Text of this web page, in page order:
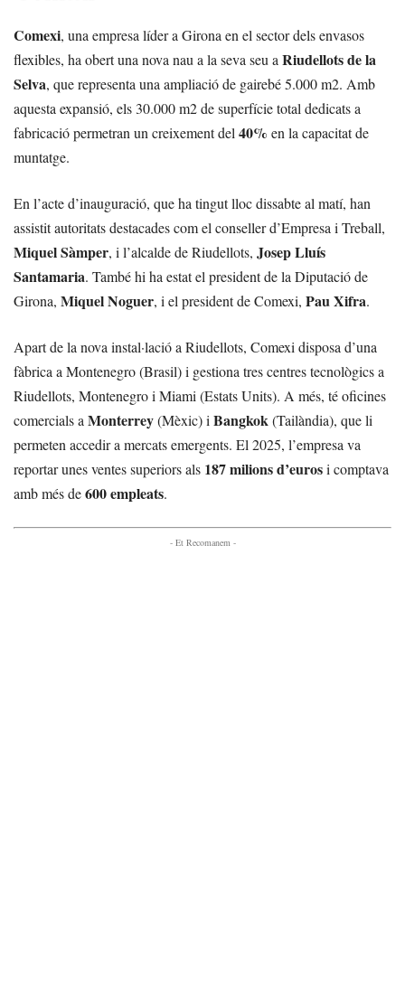
Comexi, una empresa líder a Girona en el sector dels envasos
flexibles, ha obert una nova nau a la seva seu a Riudellots de la
Selva, que representa una ampliació de gairebé 5.000 m2. Amb
aquesta expansió, els 30.000 m2 de superfície total dedicats a
fabricació permetran un creixement del 40% en la capacitat de
muntatge.
En l’acte d’inauguració, que ha tingut lloc dissabte al matí, han
assistit autoritats destacades com el conseller d’Empresa i Treball,
Miquel Sàmper, i l’alcalde de Riudellots, Josep Lluís
Santamaria. També hi ha estat el president de la Diputació de
Girona, Miquel Noguer, i el president de Comexi, Pau Xifra.
Apart de la nova instal·lació a Riudellots, Comexi disposa d’una
fàbrica a Montenegro (Brasil) i gestiona tres centres tecnològics a
Riudellots, Montenegro i Miami (Estats Units). A més, té oficines
comercials a Monterrey(Mèxic) i Bangkok(Tailàndia), que li
permeten accedir a mercats emergents. El 2025, l’empresa va
reportar unes ventes superiors als 187 milions d’eurosi comptava
amb més de600 empleats.
- Et Recomanem -